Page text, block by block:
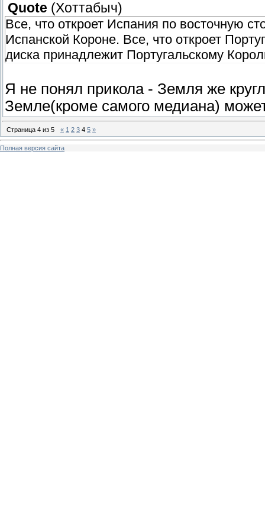
Quote (Хоттабыч)
Все, что откроет Испания по восточную
Испанской Короне. Все, что откроет
диска принадлежит Португальскому
Я не понял прикола - Земля же
Земле(кроме самого медиана)
Страница 4 из 5 « 1 2 3 4 5 »
Полная версия сайта